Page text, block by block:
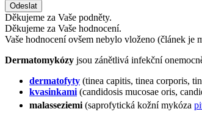
Odeslat
Děkujeme za Vaše podněty.
Děkujeme za Vaše hodnocení.
Vaše hodnocení ovšem nebylo vloženo (článek je
Dermatomykózy jsou zánětlivá infekční
dermatofyty (tinea capitis, tinea corporis,
kvasinkami (candidosis mucosae oris,
malasseziemi (saprofytická kožní mykóza